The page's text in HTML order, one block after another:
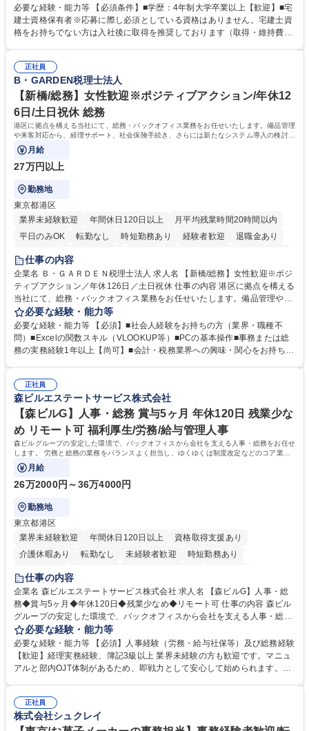
いただきます。 【詳細】・契約書管理、契約書製本、捺印対応、ファイリ
ング、登記簿取得、調書取得・支払業務（各種費用支払、支払管理、請
求・支払データ登録、取引先マスター申請対応）・予算作成及び予実管
の他に担当頂く業務が発生する場合があります。 募集職種 【営業事務】
業務職/三井物産グループ/平均残業時間10H/完全週休2日
必要な経験・能力等 【必須条件】■学歴：4年制大学卒業以上【歓迎】■宅
建士資格保有者※応募に際し必須としている資格はありません。宅建士資
格をお持ちでない方は入社後に取得を推奨しております（取得・維持費用
ション力がある方。 ・チャレンジを厭わず、粘り強く業務に取り組める
方。多様な関係者と謙虚に信頼関係を構築でき、期限を意識したスケジュ
ール管理が出来る方。※将来的に他部署（営業部門、コーポレート部門）
へのジョブローテーションの可能性があります。 学歴・資格 学歴：大学
院 大学 語学力： 資格：宅地建物取引士
正社員
B・GARDEN税理士法人
【新橋/総務】女性歓迎※ポジティブアクション/年休12
6日/土日祝休 総務
港区に拠点を構える当社にて、総務・バックオフィス業務をお任せいたします。備品管理
や来客対応から、経理サポート、社会保険手続き、さらには新たなシステム導入の検討ま
で、幅広く組織を支える役割です。
月給
27万円以上
勤務地
東京都港区
業界未経験歓迎
年間休日120日以上
月平均残業時間20時間以内
平日のみOK
転勤なし 時短勤務あり 経験者歓迎
退職金あり
賞与あり
完全週休2日制
服装自由
仕事の内容
企業名 Ｂ・ＧＡＲＤＥＮ税理士法人 求人名 【新橋/総務】女性歓迎※ポジ
ティブアクション／年休126日／土日祝休 仕事の内容 港区に拠点を構える
当社にて、総務・バックオフィス業務をお任せいたします。備品管理や来
客対応から、経理サポート、社会保険手続き、さらには新たなシステム導
入の検討まで、幅広く組織を支える役割です。 ■備品発注・在庫管理、郵
送物対応、電話・来客対応 ■金融機関への外出業務（入出金管理補助）、
福利厚生・社内イベントの運営管理 ■社内ルールの整備、職場環境の改善
社内新システムの導入検討・比較検証 募集職種 【新橋/総務】女性歓迎※
ポジティブアクション／年休126日／土日祝休
必要な経験・能力等
必要な経験・能力等 【必須】■社会人経験をお持ちの方（業界・職種不
問）■Excelの関数スキル（VLOOKUP等）■PCの基本操作■事務または総
務の実務経験1年以上【尚可】■会計・税務業界への興味・関心をお持ちの
ィブアクション 学歴・資格 学歴：大学院 大学 高専 短大 専修学校 高校 語
学力： 資格：
正社員
森ビルエステートサービス株式会社
【森ビルG】人事・総務 賞与5ヶ月 年休120日 残業少な
め リモート可 福利厚生/労務/給与管理人事
森ビルグループの安定した環境で、バックオフィスから会社を支える人事・総務をお任せ
します。 労務と総務の業務をバランスよく担当し、ゆくゆくは制度改定などのコア業務
にも挑戦できる、やりがいある環境です。
月給
26万2000円～36万4000円
勤務地
東京都港区
業界未経験歓迎
年間休日120日以上
資格取得支援あり
介護休暇あり
転勤なし 未経験者歓迎
時短勤務あり
経験者歓迎
完全週休2日制
交通費支給 長期歓迎 駅近5分以内 土日祝休み
仕事の内容
企業名 森ビルエステートサービス株式会社 求人名 【森ビルG】人事・総
務◆賞与5ヶ月◆年休120日◆残業少なめ◆リモート可 仕事の内容 森ビル
グループの安定した環境で、バックオフィスから会社を支える人事・総務
をお任せします。 労務と総務の業務をバランスよく担当し、ゆくゆくは制
度改定などのコア業務にも挑戦できる、やりがいある環境です。 ■勤怠管
理、給与計算、社会保険手続き、年末調整等の労務管理全般 ■入退社手続
き、社内規定の改定や人事制度改定などのコア業務 ■社内イベントの企画
でも質問・相談できる環境が整っているため、安心して成長できます。 募
集職種 【森ビルG】人事・総務◆賞与5ヶ月◆年休120日◆残業少なめ◆
リモート可
必要な経験・能力等
必要な経験・能力等 【必須】人事経験（労務・給与社保等）及び総務経験
【歓迎】経理実務経験、簿記3級以上 業界未経験の方も歓迎です。マニュ
アルと部内OJT体制があるため、即戦力として安心して始められます。
務に挑戦できるため、自身の成長と組織への貢献度をダイレクトに実感で
きます。 残業少なめ、週1日リモート可など、ワークライフバランスを保
正社員
株式会社シュクレイ